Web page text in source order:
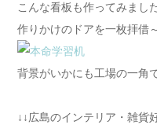
こんな看板も作ってみました
作りかけのドアを一枚拝借
背景がいかにも工場の一角
↓↓広島のインテリア・雑貨